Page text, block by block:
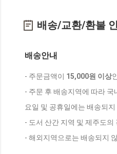
배송/교환/환불
배송안내
- 주문금액이 15,000원 이상
- 주문 후 배송지역에 따라
요일 및 공휴일에는 배송되
- 도서 산간 지역 및 제주도
- 해외지역으로는 배송되지